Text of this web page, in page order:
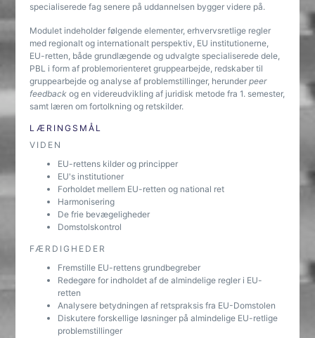
specialiserede fag senere på uddannelsen bygger videre på.
Modulet indeholder følgende elementer, erhvervsretlige regler
med regionalt og internationalt perspektiv, EU institutionerne,
EU-retten, både grundlægende og udvalgte specialiserede dele,
PBL i form af problemorienteret gruppearbejde, redskaber til
gruppearbejde og analyse af problemstillinger, herunderpeer
feedback og en videreudvikling af juridisk metode fra 1. semester,
samt læren om fortolkning og retskilder.
LÆRINGSMÅL
VIDEN
EU-rettens kilder og principper
EU's institutioner
Forholdet mellem EU-retten og national ret
Harmonisering
De frie bevægeligheder
Domstolskontrol
FÆRDIGHEDER
Fremstille EU-rettens grundbegreber
Redegøre for indholdet af de almindelige regler i EU-
retten
Analysere betydningen af retspraksis fra EU-Domstolen
Diskutere forskellige løsninger på almindelige EU-retlige
problemstillinger